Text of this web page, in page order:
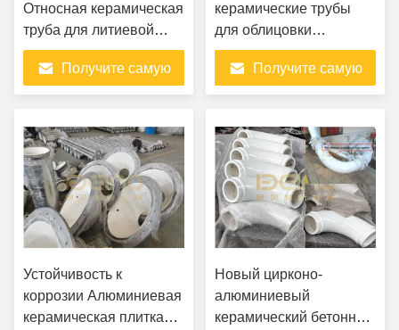
Относная керамическая
труба для литиевой
батареи
Получите самую
керамические трубы
для облицовки
металлические
керамические трубы
Получите самую
Устойчивость к
коррозии Алюминиевая
керамическая плитка
Новый цирконо-
алюминиевый
керамический бетонный